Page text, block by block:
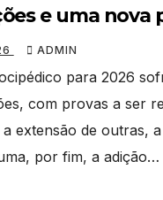
e uma nova
ADMIN
para 2026
com provas a ser
extensão de outras,
por fim, a adição…